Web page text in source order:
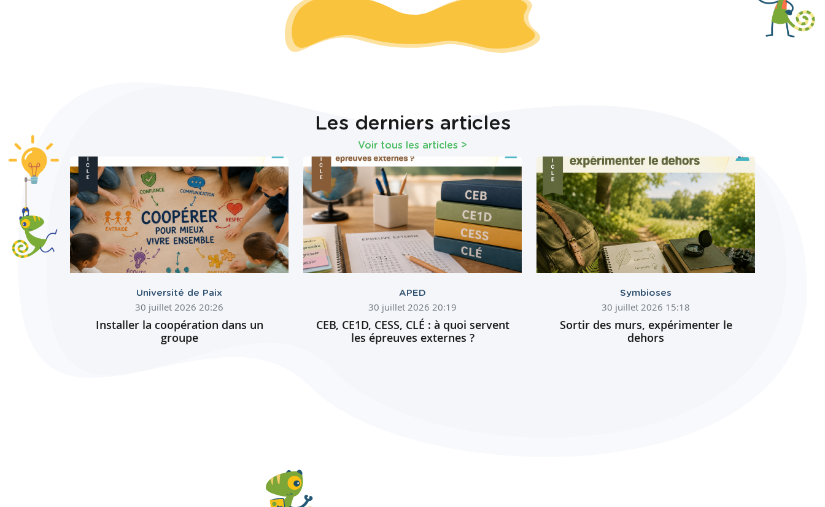
Les derniers articles
Voir tous les articles >
Université de Paix
30 juillet 2026 20:26
Installer la coopération dans un
groupe
APED
30 juillet 2026 20:19
CEB, CE1D, CESS, CLÉ : à quoi servent
les épreuves externes ?
Symbioses
30 juillet 2026 15:18
Sortir des murs, expérimenter le
dehors